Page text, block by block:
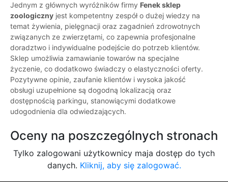
Jednym z głównych wyróżników firmy Fenek sklep
zoologiczny jest kompetentny zespół o dużej wiedzy na
temat żywienia, pielęgnacji oraz zagadnień zdrowotnych
związanych ze zwierzętami, co zapewnia profesjonalne
doradztwo i indywidualne podejście do potrzeb klientów.
Sklep umożliwia zamawianie towarów na specjalne
życzenie, co dodatkowo świadczy o elastyczności oferty.
Pozytywne opinie, zaufanie klientów i wysoka jakość
obsługi uzupełnione są dogodną lokalizacją oraz
dostępnością parkingu, stanowiącymi dodatkowe
udogodnienia dla odwiedzających.
Oceny na poszczególnych stronach
Tylko zalogowani użytkownicy maja dostęp do tych
danych. Kliknij, aby się zalogować.